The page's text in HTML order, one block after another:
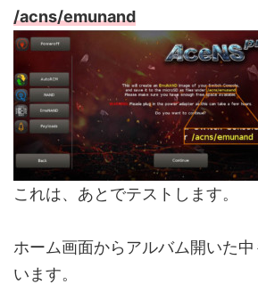
/acns/emunand
これは、あとでテストします。
ホーム画面からアルバム開いた
います。